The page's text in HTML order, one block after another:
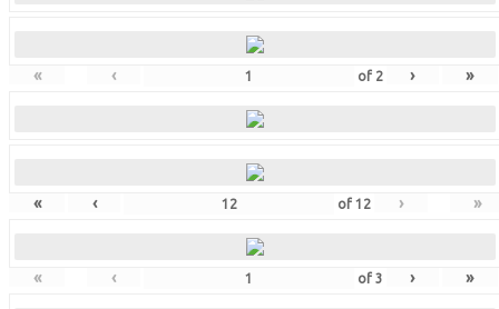
« ‹ of 2 › »
« ‹ of12 › »
« ‹ of 3 › »